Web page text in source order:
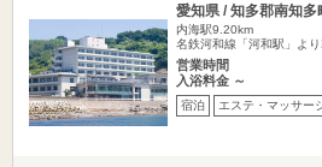
愛知県 / 知多郡南知多
内海駅9.20km
名鉄河和線「河和駅」よ
営業時間
入浴料金 ～
宿泊 エステ・マッサー